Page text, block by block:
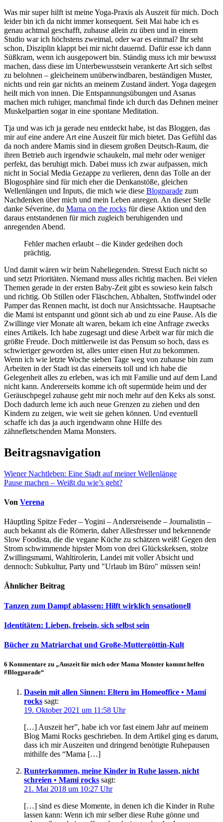
Was mir super hilft ist meine Yoga-Praxis als Auszeit für mich. Doch
leider bin ich da nicht immer konsequent. Seit Mai habe ich es
genau achtmal geschafft, zuhause allein zu üben und in einem
Studio war ich höchstens zweimal, oder war es einmal? Ihr seht
schon, Disziplin klappt bei mir nicht dauernd. Dafür esse ich dann
Süßkram, wenn ich ausgepowert bin. Ständig muss ich mir bewusst
machen, dass diese im Unterbewusstsein verankerte Art sich selbst
zu belohnen – gleicheinem unüberwindbaren, beständigen Muster,
nichts und rein gar nichts an meinem Zustand ändert. Yoga dagegen
heilt mich von innen. Die Entspannungsübungen und Asanas
machen mich ruhiger, manchmal finde ich durch das Dehnen meiner
Muskelpartien sogar in eine spontane Meditation.
Tja und was ich ja gerade neu entdeckt habe, ist das Bloggen, das
mir auf eine andere Art eine Auszeit für mich bietet. Das Gefühl das
da noch andere Mamis sind in diesem großen Deutsch-Raum, die
ihren Betrieb auch irgendwie schaukeln, mal mehr oder weniger
perfekt, das beruhigt mich. Dabei muss ich zwar aufpassen, mich
nicht in Social Media Gezappe zu verlieren, denn das Tolle an der
Blogosphäre sind für mich eher die Denkanstöße, gleichen
Wellenlängen und Inputs, die mich wie diese Blogparade zum
Nachdenken über mich und mein Leben anregen. An dieser Stelle
danke Séverine, du Mama on the rocks für diese Aktion und den
daraus entstandenen für mich zugleich beruhigenden und
anregenden Abend.
Fehler machen erlaubt – die Kinder gedeihen doch
prächtig.
Und damit wären wir beim Naheliegenden. Stresst Euch nicht so
und setzt Prioritäten. Niemand muss alles richtig machen. Bei vielen
Themen gerade in der ersten Baby-Zeit gibt es sowieso kein falsch
und richtig. Ob Stillen oder Fläschchen, Abhalten, Stoffwindel oder
Pamper das Rennen macht, ist doch nur Ansichtssache. Hauptsache
die Mami ist entspannt und gönnt sich ab und zu eine Pause. Als die
Zwillinge vier Monate alt waren, bekam ich eine Anfrage zwecks
eines Artikels. Ich habe zugesagt und diese Arbeit war für mich die
größte Freude. Doch mittlerweile ist das Pensum so hoch, dass es
schwieriger geworden ist, alles unter einen Hut zu bekommen.
Wenn ich wie letzte Woche sieben Tage weg von zuhause bin zum
Arbeiten in der Stadt ist das einerseits toll und ich habe die
Gelegenheit alles zu erleben, was ich mit Familie und auf dem Land
nicht kann. Andererseits komme ich oft supermüde heim und der
Geräuschpegel zuhause geht mir noch mehr auf den Keks als sonst.
Doch dadurch lerne ich auch neue Grenzen zu ziehen und den
Kindern zu zeigen, wie weit sie gehen können. Und eventuell
schaffe ich das ja auch irgendwann ohne Hilfe des
zähnefletschenden Mama Monsters.
Beitragsnavigation
Wiener Nachtleben: Eine Stadt auf meiner Wellenlänge
Pause machen – Weißt du wie’s geht?
Von Verena
Häuptling Spitze Feder – Yogini – Andersreisende – Journalistin –
auch bekannt als die Römerin, daher Allesfresser und bekennende
Slow Foodista, die die vegane Küche zu schätzen weiß! Gegen den
Strom schwimmende hipster Mom von drei Glückskeksen, stolze
Zwillingsmami, Wahltirolerin, Landei mit voller Absicht und
dennoch: Subkultur, Party und "Urlaub im Büro" müssen sein!
Ähnlicher Beitrag
Tanzen zum Dampf ablassen: Hilft wirklich sensationell
Identitäten: Lieben, freisein, sich selbst sein
Bücher zu Matriarchat und Große-Muttergöttin-Kult
6 Kommentare zu „Auszeit für mich oder Mama Monster kommt helfen
#Blogparade“
Dasein mit allen Sinnen: Eltern im Homeoffice • Mami
rocks sagt:
19. Oktober 2021 um 11:58 Uhr
[…] Auszeit her”, habe ich vor fast einem Jahr auf meinem
Blog Mami Rocks geschrieben. In dem Artikel ging es darum,
dass ich mir Auszeiten und dringend benötigte Ruhepausen
mithilfe des “Mama […]
Runterkommen, meine Kinder in Ruhe lassen, nicht
schreien • Mami rocks sagt:
21. Mai 2018 um 10:27 Uhr
[…] sind es diese Momente, in denen ich die Kinder in Ruhe
lassen kann: Wenn ich mir selber diese Ruhe gönne und